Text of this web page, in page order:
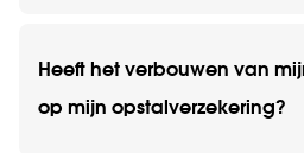
Heeft het verbouwen van
op mijn opstalverzekering?